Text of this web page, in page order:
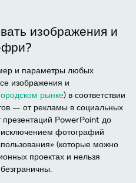
изображения и
фри?
и параметры любых
изображения и
рынке) в соответствии
— от рекламы в социальных
PowerPoint до
фотографий
(которые можно
проектах и нельзя